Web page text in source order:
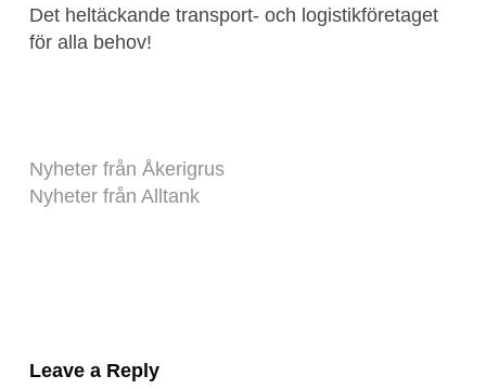
Det heltäckande transport- och logistikföretaget
för alla behov!
Nyheter från Åkerigrus
Nyheter från Alltank
Leave a Reply